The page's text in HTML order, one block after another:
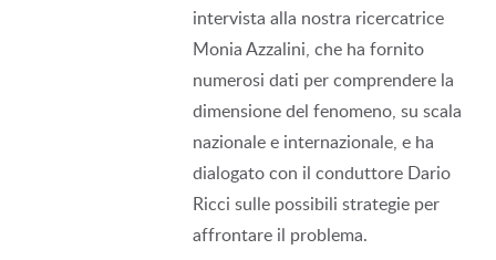
intervista alla nostra ricercatrice
Monia Azzalini, che ha fornito
numerosi dati per comprendere la
dimensione del fenomeno, su scala
nazionale e internazionale, e ha
dialogato con il conduttore Dario
Ricci sulle possibili strategie per
affrontare il problema.